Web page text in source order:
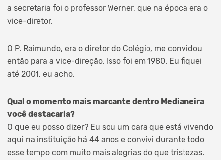
a secretaria foi o professor Werner, que na época era o
vice-diretor.
O P. Raimundo, era o diretor do Colégio, me convidou
então para a vice-direção. Isso foi em 1980. Eu fiquei
até 2001, eu acho.
Qual o momento mais marcante dentro Medianeira
você destacaria?
O que eu posso dizer? Eu sou um cara que está vivendo
aqui na instituição há 44 anos e convivi durante todo
esse tempo com muito mais alegrias do que tristezas.